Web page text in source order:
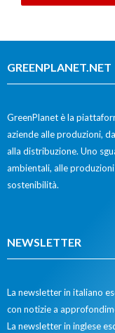
GREENPLANET.NET
GreenPlanet è la
aziende alle produzioni,
alla distribuzione. Uno
ambientali, alle
sostenibilità.
NEWSLETTER
La newsletter in italiano
con notizie a
La newsletter in inglese